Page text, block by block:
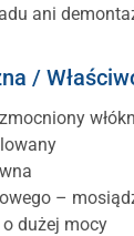
ani
/
–
dużej mocy